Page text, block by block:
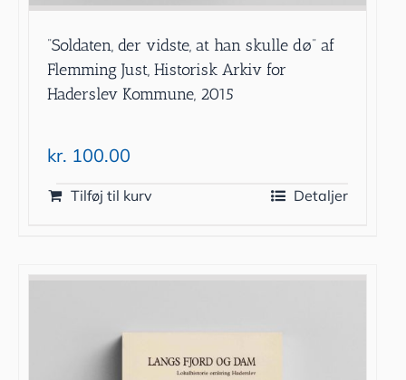
”Soldaten, der vidste, at han skulle dø” af
Flemming Just, Historisk Arkiv for
Haderslev Kommune, 2015
kr. 100.00
Tilføj til kurv Detaljer